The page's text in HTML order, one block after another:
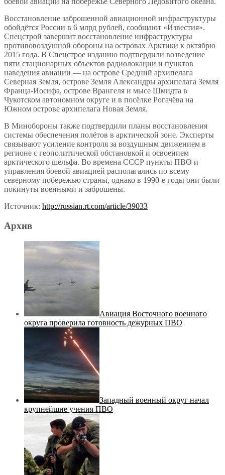
Восстановление заброшенной авиационной инфраструктуры
обойдётся России в 6 млрд рублей, сообщают «Известия».
Спецстрой завершит восстановление инфраструктуры
противовоздушной обороны на островах Арктики к октябрю
2015 года. В Спецстрое изданию подтвердили возведение
пяти стационарных объектов радиолокации и пунктов
наведения авиации — на острове Средний архипелага
Северная Земля, острове Земля Александры архипелага Земля
Франца-Иосифа, острове Врангеля и мысе Шмидта в
Чукотском автономном округе и в посёлке Рогачёва на
Южном острове архипелага Новая Земля.
В Минобороны также подтвердили планы восстановления
системы обеспечения полётов в арктической зоне. Эксперты
связывают усиление контроля за воздушным движением в
регионе с геополитической обстановкой и освоением
арктического шельфа. Во времена СССР пункты ПВО и
управления боевой авиацией располагались по всему
северному побережью страны, однако в 1990-е годы они были
покинуты военными и заброшены.
Источник: http://russian.rt.com/article/39033
Архив
Авиация Восточного военного
округа проверила готовность дежурных ПВО
Западный военный округ начал
крупнейшие учения ПВО